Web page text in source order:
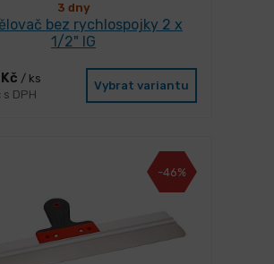
3 dny
bez rychlospojky 2 x
1/2" IG
/ ks
s DPH
Vybrat variantu
-46%